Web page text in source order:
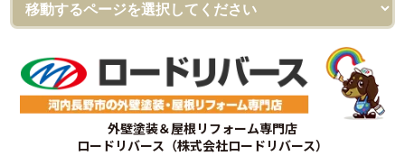
外壁塗装＆屋根リフォーム専門店
ロードリバース（株式会社ロードリバース）